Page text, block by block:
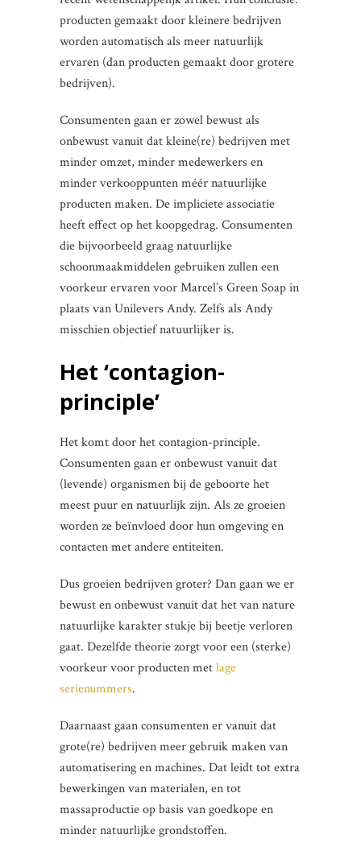
producten gemaakt door kleinere bedrijven
worden automatisch als meer natuurlijk
ervaren (dan producten gemaakt door grotere
bedrijven).
Consumenten gaan er zowel bewust als
onbewust vanuit dat kleine(re) bedrijven met
minder omzet, minder medewerkers en
minder verkooppunten méér natuurlijke
producten maken. De impliciete associatie
heeft effect op het koopgedrag. Consumenten
die bijvoorbeeld graag natuurlijke
schoonmaakmiddelen gebruiken zullen een
voorkeur ervaren voor Marcel’s Green Soap in
plaats van Unilevers Andy. Zelfs als Andy
misschien objectief natuurlijker is.
Het ‘contagion-
principle’
Het komt door het contagion-principle.
Consumenten gaan er onbewust vanuit dat
(levende) organismen bij de geboorte het
meest puur en natuurlijk zijn. Als ze groeien
worden ze beïnvloed door hun omgeving en
contacten met andere entiteiten.
Dus groeien bedrijven groter? Dan gaan we er
bewust en onbewust vanuit dat het van nature
natuurlijke karakter stukje bij beetje verloren
gaat. Dezelfde theorie zorgt voor een (sterke)
voorkeur voor producten metlage
serienummers.
Daarnaast gaan consumenten er vanuit dat
grote(re) bedrijven meer gebruik maken van
automatisering en machines. Dat leidt tot extra
bewerkingen van materialen, en tot
massaproductie op basis van goedkope en
minder natuurlijke grondstoffen.